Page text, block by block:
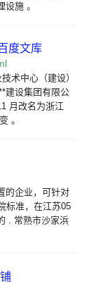
施 。
度文库
术中心（建设）
建设集团有限公
月改名为浙江
。
的企业，可针对
标准，在江苏05
. 常熟市沙家浜